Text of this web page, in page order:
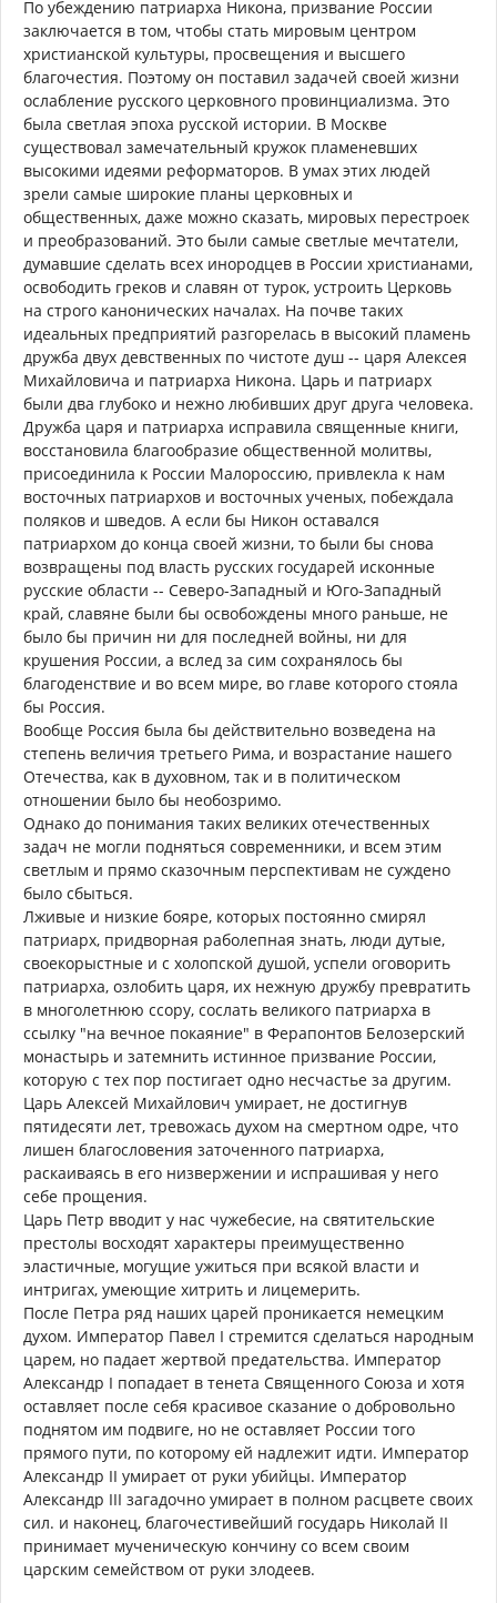
По убеждению патриарха Никона, призвание России
заключается в том, чтобы стать мировым центром
христианской культуры, просвещения и высшего
благочестия. Поэтому он поставил задачей своей жизни
ослабление русского церковного провинциализма. Это
была светлая эпоха русской истории. В Москве
существовал замечательный кружок пламеневших
высокими идеями реформаторов. В умах этих людей
зрели самые широкие планы церковных и
общественных, даже можно сказать, мировых перестроек
и преобразований. Это были самые светлые мечтатели,
думавшие сделать всех инородцев в России христианами,
освободить греков и славян от турок, устроить Церковь
на строго канонических началах. На почве таких
идеальных предприятий разгорелась в высокий пламень
дружба двух девственных по чистоте душ -- царя Алексея
Михайловича и патриарха Никона. Царь и патриарх
были два глубоко и нежно любивших друг друга человека.
Дружба царя и патриарха исправила священные книги,
восстановила благообразие общественной молитвы,
присоединила к России Малороссию, привлекла к нам
восточных патриархов и восточных ученых, побеждала
поляков и шведов. А если бы Никон оставался
патриархом до конца своей жизни, то были бы снова
возвращены под власть русских государей исконные
русские области -- Северо-Западный и Юго-Западный
край, славяне были бы освобождены много раньше, не
было бы причин ни для последней войны, ни для
крушения России, а вслед за сим сохранялось бы
благоденствие и во всем мире, во главе которого стояла
бы Россия.
Вообще Россия была бы действительно возведена на
степень величия третьего Рима, и возрастание нашего
Отечества, как в духовном, так и в политическом
отношении было бы необозримо.
Однако до понимания таких великих отечественных
задач не могли подняться современники, и всем этим
светлым и прямо сказочным перспективам не суждено
было сбыться.
Лживые и низкие бояре, которых постоянно смирял
патриарх, придворная раболепная знать, люди дутые,
своекорыстные и с холопской душой, успели оговорить
патриарха, озлобить царя, их нежную дружбу превратить
в многолетнюю ссору, сослать великого патриарха в
ссылку "на вечное покаяние" в Ферапонтов Белозерский
монастырь и затемнить истинное призвание России,
которую с тех пор постигает одно несчастье за другим.
Царь Алексей Михайлович умирает, не достигнув
пятидесяти лет, тревожась духом на смертном одре, что
лишен благословения заточенного патриарха,
раскаиваясь в его низвержении и испрашивая у него
себе прощения.
Царь Петр вводит у нас чужебесие, на святительские
престолы восходят характеры преимущественно
эластичные, могущие ужиться при всякой власти и
интригах, умеющие хитрить и лицемерить.
После Петра ряд наших царей проникается немецким
духом. Император Павел I стремится сделаться народным
царем, но падает жертвой предательства. Император
Александр I попадает в тенета Священного Союза и хотя
оставляет после себя красивое сказание о добровольно
поднятом им подвиге, но не оставляет России того
прямого пути, по которому ей надлежит идти. Император
Александр II умирает от руки убийцы. Император
Александр III загадочно умирает в полном расцвете своих
сил. и наконец, благочестивейший государь Николай II
принимает мученическую кончину со всем своим
царским семейством от руки злодеев.